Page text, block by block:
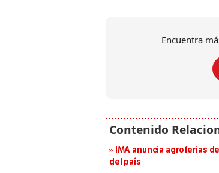
Encuentra
IMA anuncia agroferias
del país